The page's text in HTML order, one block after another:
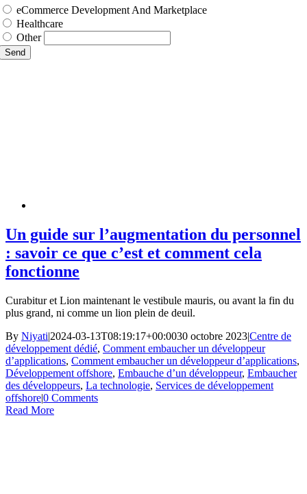
eCommerce Development And Marketplace
Healthcare
Other
Send
Un guide sur l’augmentation du personnel
: savoir ce que c’est et comment cela
fonctionne
Curabitur et Lion maintenant le vestibule mauris, ou avant la fin du
plus grand, ni comme un lion plein de deuil.
By Niyati|2024-03-13T08:19:17+00:0030 octobre 2023|Centre de
développement dédié, Comment embaucher un développeur
d’applications, Comment embaucher un développeur d’applications,
Développement offshore, Embauche d’un développeur, Embaucher
des développeurs, La technologie, Services de développement
offshore|0 Comments
Read More